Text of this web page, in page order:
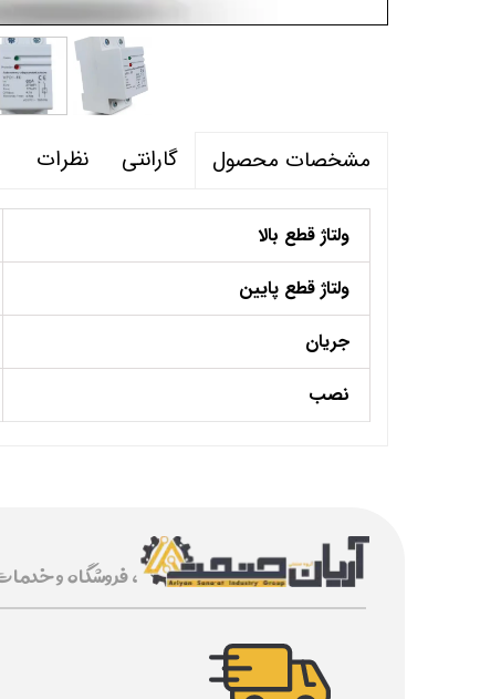
مشخصات محصول گارانتی نظرات
ولتاژ قطع بالا
ولتاژ قطع پایین
جریان
نصب
، فروشگاه و